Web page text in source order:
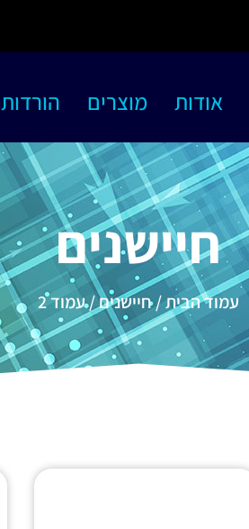
אודות מוצרים הורדות
חיישנים
עמוד הבית/חיישנים/ עמוד 2